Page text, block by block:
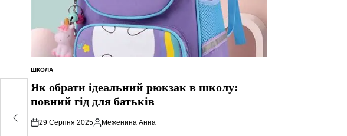
ОПУБЛІКУВАТИ
ШКОЛА
Як обрати ідеальний рюкзак в школу:
повний гід для батьків
29 Серпня 2025
Опубліковано
Меженина Анна